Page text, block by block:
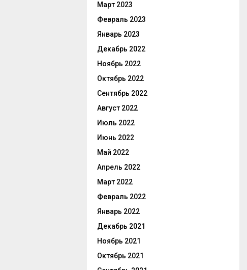
Март 2023
Февраль 2023
Январь 2023
Декабрь 2022
Ноябрь 2022
Октябрь 2022
Сентябрь 2022
Август 2022
Июль 2022
Июнь 2022
Май 2022
Апрель 2022
Март 2022
Февраль 2022
Январь 2022
Декабрь 2021
Ноябрь 2021
Октябрь 2021